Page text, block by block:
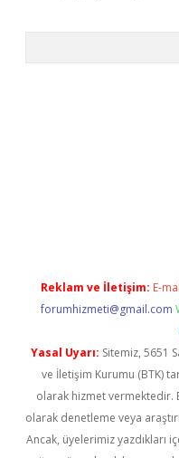
Reklam ve İletişim: E-
forumhizmeti@gmail.com
Yasal Uyarı: Sitemiz, 5651
ve İletişim Kurumu (BTK)
olarak hizmet
olarak denetleme veya
Ancak, üyelerimiz yazdıkları